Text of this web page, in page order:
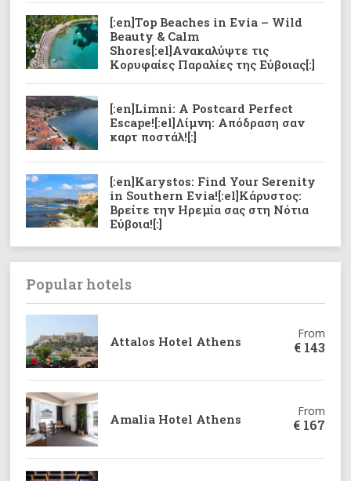
[:en]Top Beaches in Evia – Wild
Beauty & Calm
Shores[:el]Ανακαλύψτε τις
Κορυφαίες Παραλίες της Εύβοιας[:]
[:en]Limni: A Postcard Perfect
Escape![:el]Λίμνη: Απόδραση σαν
καρτ ποστάλ![:]
[:en]Karystos: Find Your Serenity
in Southern Evia![:el]Κάρυστoς:
Βρείτε την Ηρεμία σας στη Νότια
Εύβοια![:]
Popular hotels
Attalos Hotel Athens
From
€ 143
Amalia Hotel Athens
From
€ 167